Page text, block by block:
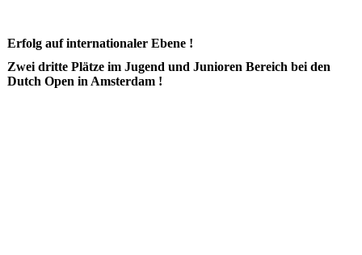
Erfolg auf internationaler Ebene !
Zwei dritte Plätze im Jugend und Junioren Bereich bei den
Dutch Open in Amsterdam !